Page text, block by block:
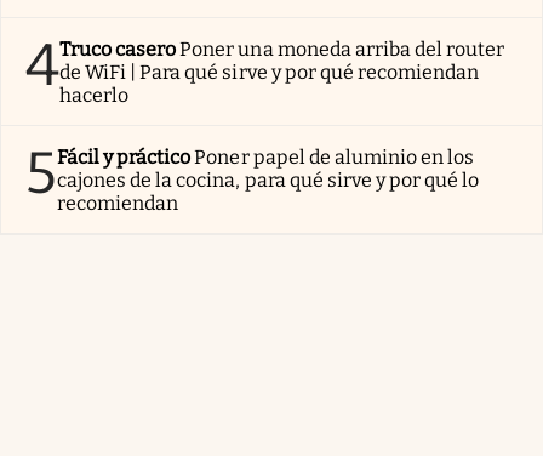
4Truco caseroPoner una moneda arriba del router
de WiFi | Para qué sirve y por qué recomiendan
hacerlo
5Fácil y prácticoPoner papel de aluminio en los
cajones de la cocina, para qué sirve y por qué lo
recomiendan